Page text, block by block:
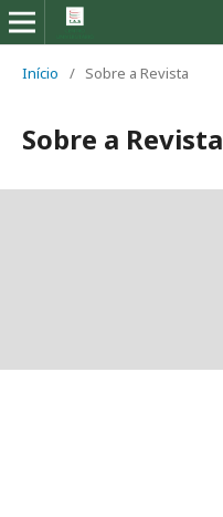
Início / Sobre a Revista
Sobre a Revista